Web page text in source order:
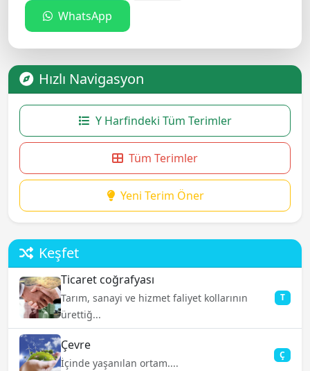
WhatsApp
Hızlı Navigasyon
Y Harfindeki Tüm Terimler
Tüm Terimler
Yeni Terim Öner
Keşfet
Ticaret coğrafyası
Tarım, sanayi ve hizmet faliyet kollarının
ürettiğ...
T
Çevre
İçinde yaşanılan ortam....
Ç